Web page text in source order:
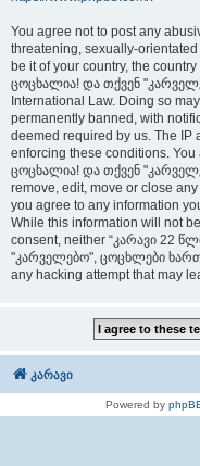
You agree not to post any
threatening, sexually-
be it of your country, the
ცოცხალია! და თქვენ
International Law. Doing so
permanently banned, with
deemed required by us. The IP
enforcing these conditions.
ცოცხალია! და თქვენ
remove, edit, move or close
you agree to any information
While this information will not
consent, neither “კარავი 22
"კარველებო", ცოცხლები
any hacking attempt that may
კარავი
Powered by